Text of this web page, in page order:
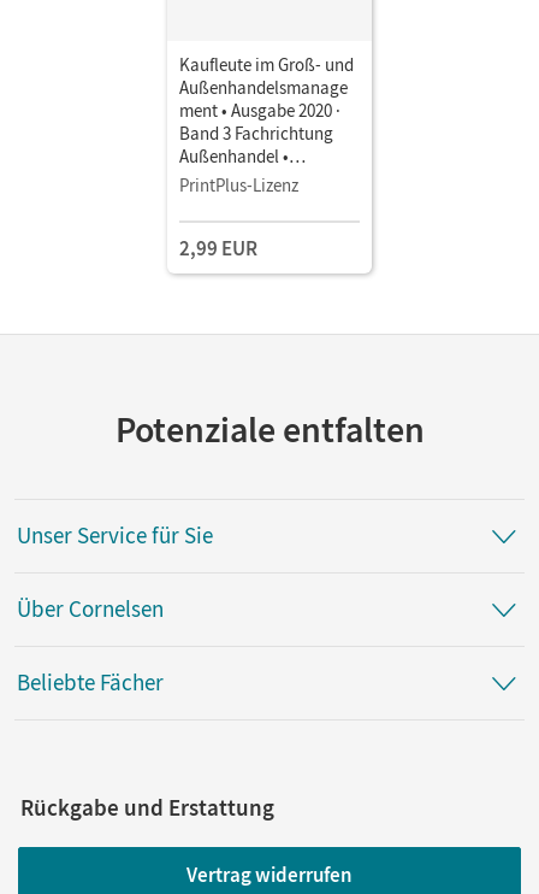
Kaufleute im Groß- und
Außenhandelsmanage
ment • Ausgabe 2020 ·
Band 3 Fachrichtung
Außenhandel •
Fachkunde als E-Book
PrintPlus-Lizenz
2,99 EUR
Potenziale entfalten
Unser Service für Sie
Über Cornelsen
Beliebte Fächer
Rückgabe und Erstattung
Vertrag widerrufen